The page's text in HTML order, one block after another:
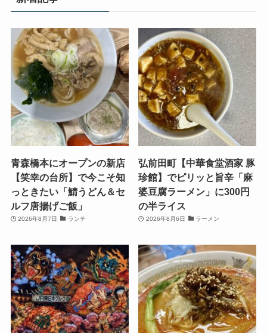
青森橋本にオープンの新店
【笑幸の台所】で今こそ知
っときたい「鯖うどん＆セ
ルフ唐揚げご飯」
2026年8月7日 ランチ
弘前田町【中華食堂酒家 豚
珍館】でピリッと旨辛「麻
婆豆腐ラーメン」に300円
の半ライス
2026年8月6日 ラーメン